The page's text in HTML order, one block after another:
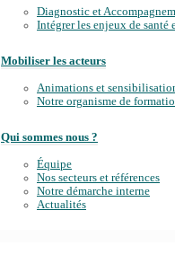
Diagnostic et
Intégrer les enjeux de santé
Mobiliser les acteurs
Animations et
Notre organisme de
Qui sommes nous ?
Équipe
Nos secteurs et références
Notre démarche interne
Actualités